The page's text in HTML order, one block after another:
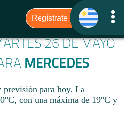
26 DE MAYO
MERCEDES
previsión para hoy. La
con una máxima de 19°C y